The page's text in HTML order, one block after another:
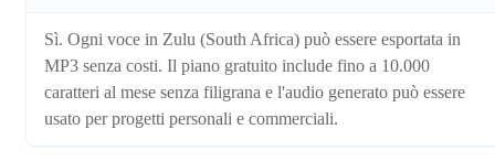
Sì. Ogni voce in Zulu (South Africa) può essere esportata in
MP3 senza costi. Il piano gratuito include fino a 10.000
caratteri al mese senza filigrana e l'audio generato può essere
usato per progetti personali e commerciali.